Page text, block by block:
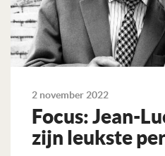
2 november 2022
Focus: Jean-
zijn leukste